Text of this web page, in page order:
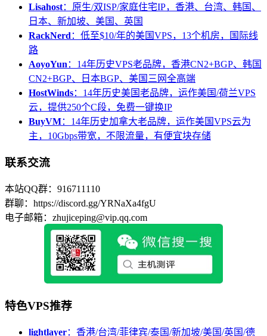
Lisahost：原生/双ISP/家庭住宅IP，香港、台湾、韩国、
日本、新加坡、美国、英国
RackNerd ：低至$10/年的美国VPS，13个机房，国际线
路
AoyoYun ：14年历史VPS老品牌，香港CN2+BGP、韩国
CN2+BGP、日本BGP、美国三网全高端
HostWinds：14年历史美国老品牌，运作美国/荷兰VPS
云，提供250个C段，免费一键换IP
BuyVM：14年历史加拿大老品牌，运作美国VPS云为
主，10Gbps带宽，不限流量，有便宜块存储
联系交流
本站QQ群：916711110
群聊：https://discord.gg/YRNaXa4fgU
电子邮箱：zhujiceping@vip.qq.com
特色VPS推荐
lightlayer：香港/台湾/菲律宾/泰国/新加坡/美国/英国/德